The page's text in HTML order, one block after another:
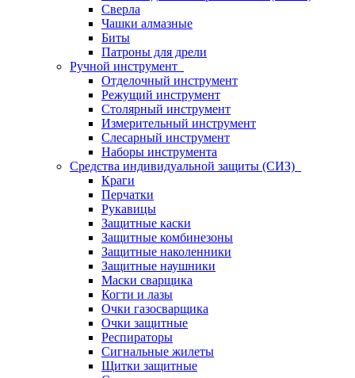
Сверла
Чашки алмазные
Биты
Патроны для дрели
Ручной инструмент
Отделочный инструмент
Режущий инструмент
Столярный инструмент
Измерительный инструмент
Слесарный инструмент
Наборы инструмента
Средства индивидуальной защиты (СИЗ)
Краги
Перчатки
Рукавицы
Защитные каски
Защитные комбинезоны
Защитные наколенники
Защитные наушники
Маски сварщика
Когти и лазы
Очки газосварщика
Очки защитные
Респираторы
Сигнальные жилеты
Щитки защитные